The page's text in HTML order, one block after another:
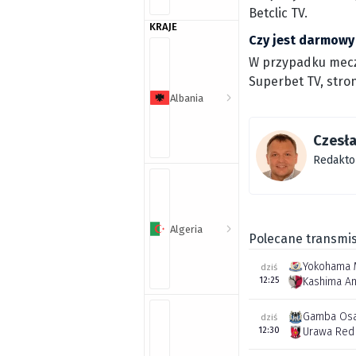
KRAJE
Albania
Algeria
Betclic TV.
Czy jest
W przypadku
Superbet TV,
Polecane
dziś
12:25
Yokohama
Kashima
dziś
12:30
Gamba
Urawa